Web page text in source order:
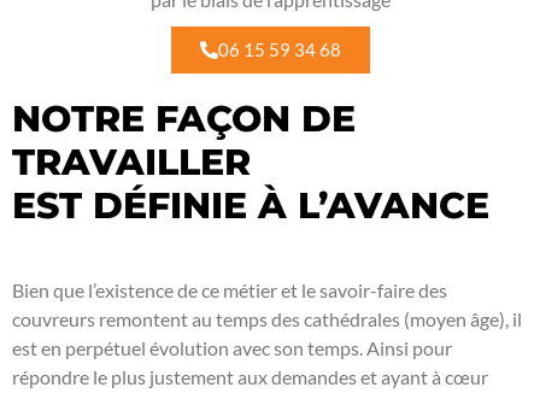
06 15 59 34 68
NOTRE FAÇON DE
TRAVAILLER
EST DÉFINIE À L’AVANCE
Bien que l’existence de ce métier et le savoir-faire des
couvreurs remontent au temps des cathédrales (moyen âge), il
est en perpétuel évolution avec son temps. Ainsi pour
répondre le plus justement aux demandes et ayant à cœur